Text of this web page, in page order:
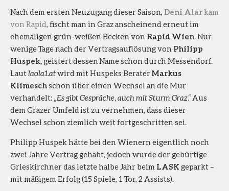
Nach dem ersten Neuzugang dieser Saison, Deni Alarkam
von Rapid, fischt man in Graz anscheinend erneut im
ehemaligen grün-weißen Becken von Rapid Wien. Nur
wenige Tage nach der Vertragsauflösung von Philipp
Huspek,geistert dessen Name schon durch Messendorf.
Lautlaola1.atwird mit Huspeks BeraterMarkus
Klimeschschon über einen Wechsel an die Mur
verhandelt: „Es gibt Gespräche, auch mit Sturm Graz.“ Aus
dem Grazer Umfeld ist zu vernehmen, dass dieser
Wechsel schon ziemlich weit fortgeschritten sei.
Philipp Huspek hätte bei den Wienern eigentlich noch
zwei Jahre Vertrag gehabt, jedoch wurde der gebürtige
Grieskirchner das letzte halbe Jahr beim LASK geparkt –
mit mäßigem Erfolg (15 Spiele, 1 Tor, 2 Assists).